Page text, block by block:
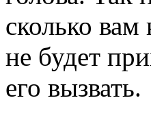
сколько
не будет
его вызвать.